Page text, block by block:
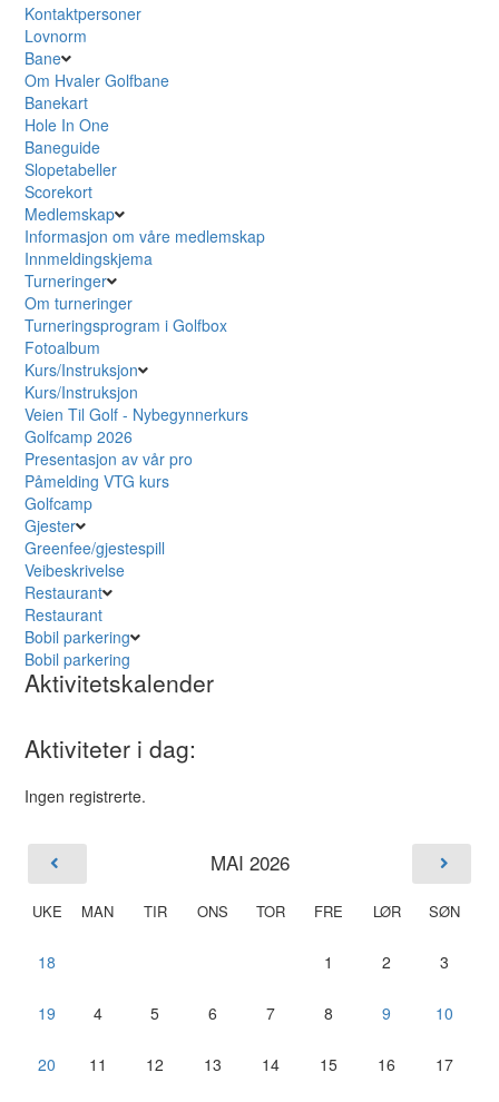
Kontaktpersoner
Lovnorm
Bane
Om Hvaler Golfbane
Banekart
Hole In One
Baneguide
Slopetabeller
Scorekort
Medlemskap
Informasjon om våre medlemskap
Innmeldingskjema
Turneringer
Om turneringer
Turneringsprogram i Golfbox
Fotoalbum
Kurs/Instruksjon
Kurs/Instruksjon
Veien Til Golf - Nybegynnerkurs
Golfcamp 2026
Presentasjon av vår pro
Påmelding VTG kurs
Golfcamp
Gjester
Greenfee/gjestespill
Veibeskrivelse
Restaurant
Restaurant
Bobil parkering
Bobil parkering
Aktivitetskalender
Aktiviteter i dag:
Ingen registrerte.
MAI 2026
UKE MAN TIR ONS TOR FRE LØR SØN
18 1 2 3
19 4 5 6 7 8 9 10
20 11 12 13 14 15 16 17